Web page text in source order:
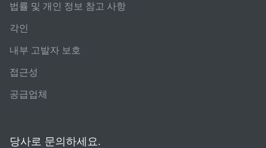
법률 및 개인 정보 참고 사항
각인
내부 고발자 보호
접근성
공급업체
당사로 문의하세요.